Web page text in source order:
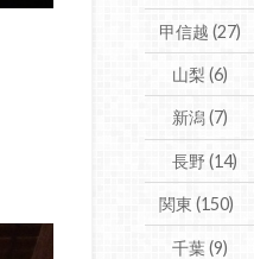
甲信越 (27)
山梨(6)
新潟(7)
長野(14)
関東 (150)
千葉(9)